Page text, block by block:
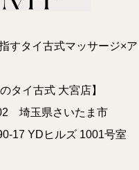
タイ古式マッサージ×ア
タイ古式 大宮店】
埼玉県さいたま市
17 YDヒルズ 1001号室